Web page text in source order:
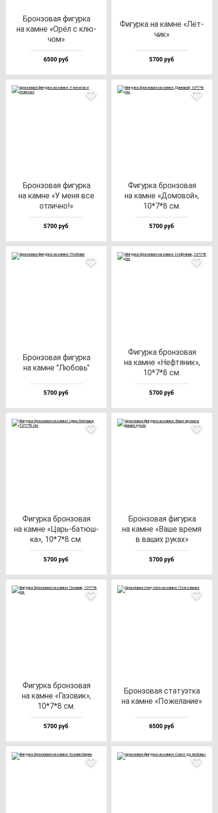
Брон­зо­вая фи­гур­ка
на кам­не «Орёл с клю­
чом»
6500 руб
Фигур­ка на кам­не «Лёт­
чик»
5700 руб
Брон­зо­вая фи­гур­ка
на кам­не «У ме­ня все
от­лич­но!»
5700 руб
Фигур­ка брон­зо­вая
на кам­не «Домо­вой»,
10*7*8 см.
5700 руб
Брон­зо­вая фи­гур­ка
на кам­не "Любовь"
5700 руб
Фигур­ка брон­зо­вая
на кам­не «Неф­тя­ник»,
10*7*8 см.
5700 руб
Фигур­ка брон­зо­вая
на кам­не «Царь-ба­тюш­
ка», 10*7*8 см.
5700 руб
Брон­зо­вая фи­гур­ка
на кам­не «Ваше вре­мя
в ва­ших ру­ках»
5700 руб
Фигур­ка брон­зо­вая
на кам­не «Газо­вик»,
10*7*8 см.
5700 руб
Брон­зо­вая ста­ту­эт­ка
на кам­не «Поже­ла­ние»
6500 руб